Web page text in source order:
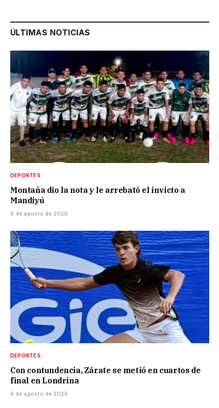
ÚLTIMAS NOTICIAS
DEPORTES
Montaña dio la nota y le arrebató el invicto a
Mandiyú
6 de agosto de 2026
DEPORTES
Con contundencia, Zárate se metió en cuartos de
final en Londrina
6 de agosto de 2026